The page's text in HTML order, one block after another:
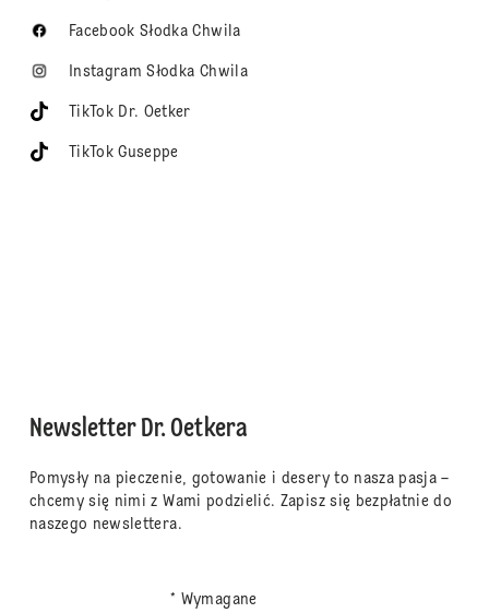
Facebook Słodka Chwila
Instagram Słodka Chwila
TikTok Dr. Oetker
TikTok Guseppe
Newsletter Dr. Oetkera
Pomysły na pieczenie, gotowanie i desery to nasza pasja –
chcemy się nimi z Wami podzielić. Zapisz się bezpłatnie do
naszego newslettera.
* Wymagane